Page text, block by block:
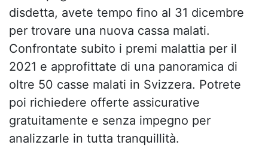
disdetta, avete tempo fino al 31 dicembre
per trovare una nuova cassa malati.
Confrontate subito i premi malattia per il
2021 e approfittate di una panoramica di
oltre 50 casse malati in Svizzera. Potrete
poi richiedere offerte assicurative
gratuitamente e senza impegno per
analizzarle in tutta tranquillità.